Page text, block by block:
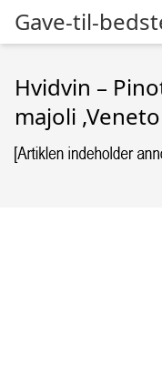
Gave-til-
Hvidvin –
majoli ,Veneto